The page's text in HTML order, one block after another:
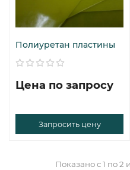
Полиуретан пластины
Цена по запросу
Запросить цену
Показано с 1 по 2